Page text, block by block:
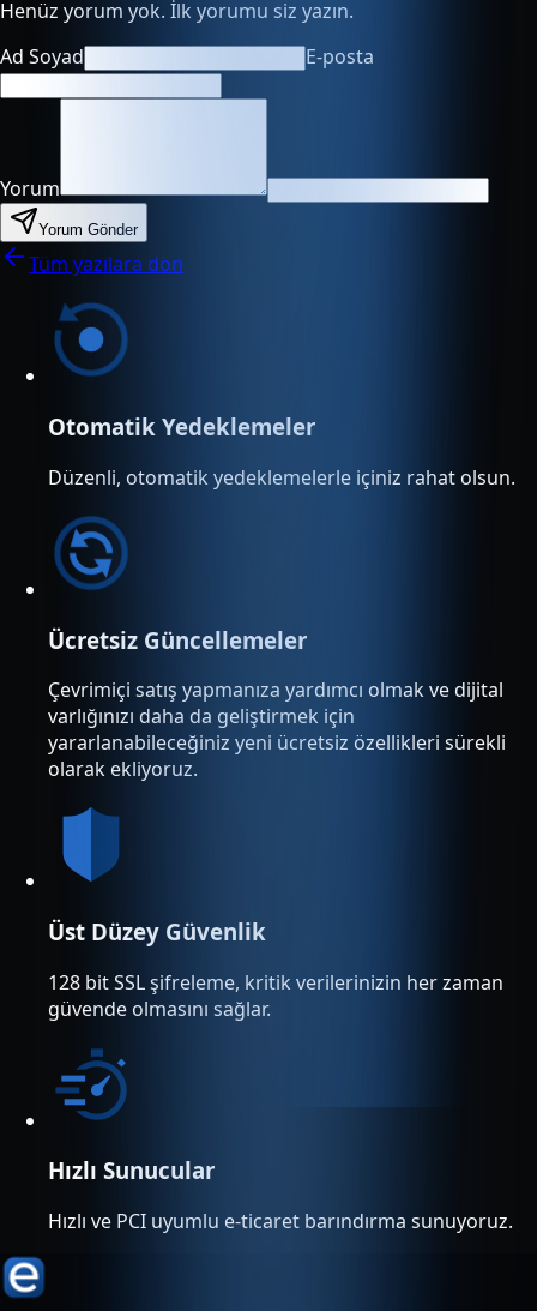
Henüz yorum yok. İlk yorumu siz yazın.
Ad Soyad
E-posta
Yorum
Yorum Gönder
Tüm yazılara dön
Otomatik Yedeklemeler
Düzenli, otomatik yedeklemelerle içiniz rahat olsun.
Ücretsiz Güncellemeler
Çevrimiçi satış yapmanıza yardımcı olmak ve dijital
varlığınızı daha da geliştirmek için
yararlanabileceğiniz yeni ücretsiz özellikleri sürekli
olarak ekliyoruz.
Üst Düzey Güvenlik
128 bit SSL şifreleme, kritik verilerinizin her zaman
güvende olmasını sağlar.
Hızlı Sunucular
Hızlı ve PCI uyumlu e-ticaret barındırma sunuyoruz.